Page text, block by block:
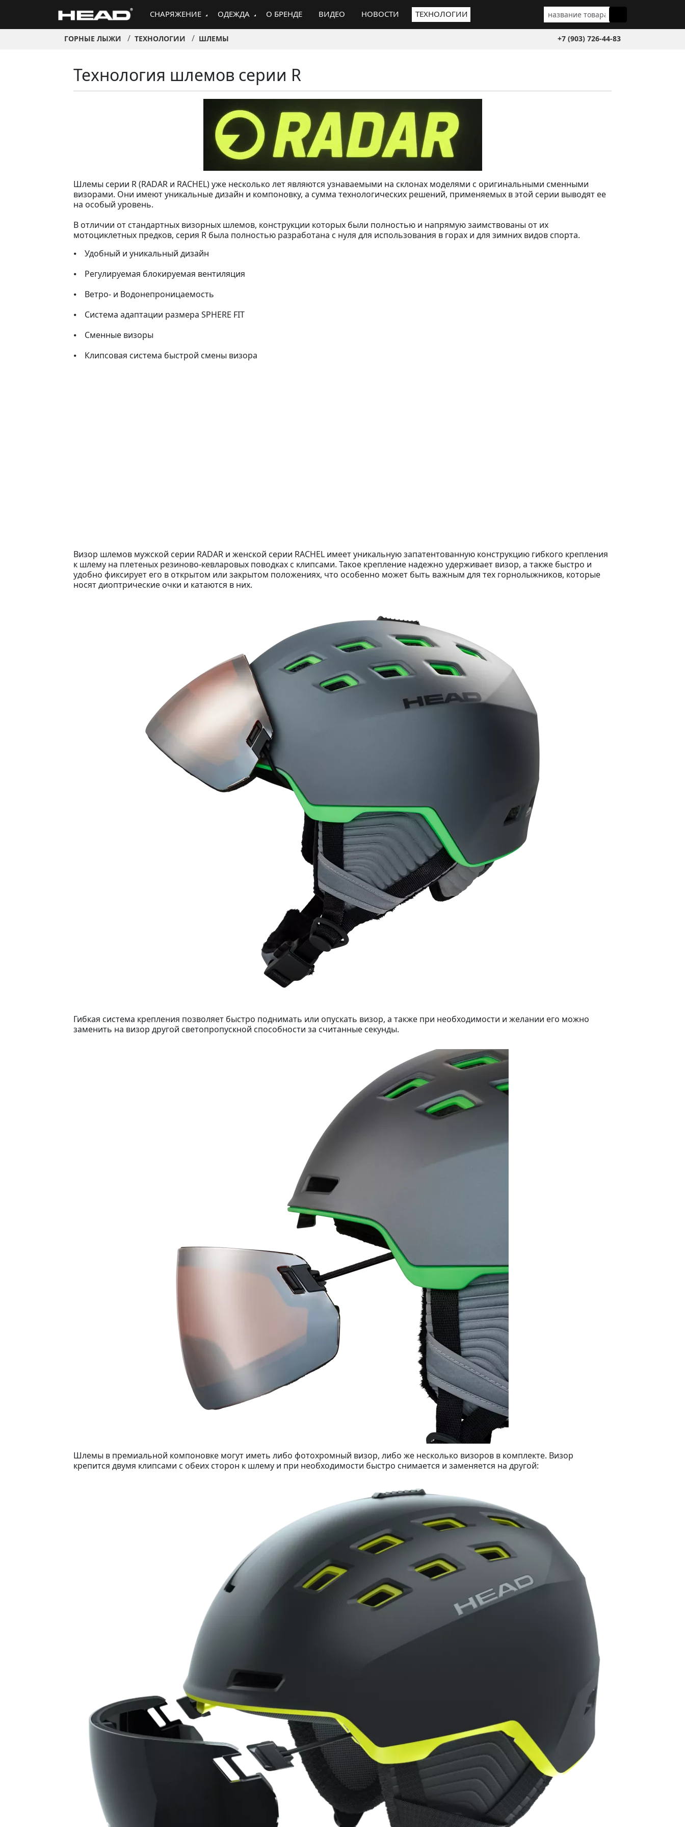
СНАРЯЖЕНИЕ ОДЕЖДА О БРЕНДЕ ВИДЕО НОВОСТИ ТЕХНОЛОГИИ
ГОРНЫЕ ЛЫЖИ ТЕХНОЛОГИИ ШЛЕМЫ +7 (903) 726-44-83
Технология шлемов серии R
Шлемы серии R (RADAR и RACHEL) уже несколько лет являются узнаваемыми на склонах моделями с оригинальными сменными
визорами. Они имеют уникальные дизайн и компоновку, а сумма технологических решений, применяемых в этой серии выводят ее
на особый уровень.
В отличии от стандартных визорных шлемов, конструкции которых были полностью и напрямую заимствованы от их
мотоциклетных предков, серия R была полностью разработана с нуля для использования в горах и для зимних видов спорта.
⦁ Удобный и уникальный дизайн
⦁ Регулируемая блокируемая вентиляция
⦁ Ветро- и Водонепроницаемость
⦁ Система адаптации размера SPHERE FIT
⦁ Сменные визоры
⦁ Клипсовая система быстрой смены визора
Визор шлемов мужской серии RADAR и женской серии RACHEL имеет уникальную запатентованную конструкцию гибкого крепления
к шлему на плетеных резиново-кевларовых поводках с клипсами. Такое крепление надежно удерживает визор, а также быстро и
удобно фиксирует его в открытом или закрытом положениях, что особенно может быть важным для тех горнолыжников, которые
носят диоптрические очки и катаются в них.
Гибкая система крепления позволяет быстро поднимать или опускать визор, а также при необходимости и желании его можно
заменить на визор другой светопропускной способности за считанные секунды.
Шлемы в премиальной компоновке могут иметь либо фотохромный визор, либо же несколько визоров в комплекте. Визор
крепится двумя клипсами с обеих сторон к шлему и при необходимости быстро снимается и заменяется на другой: